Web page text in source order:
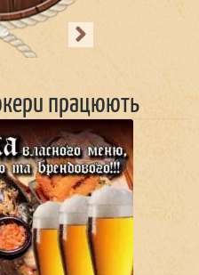
Next
працюють